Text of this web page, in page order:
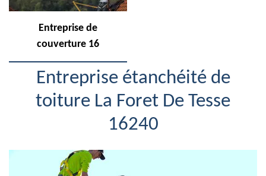
Entreprise de
couverture 16
Entreprise étanchéité de
toiture La Foret De Tesse
16240